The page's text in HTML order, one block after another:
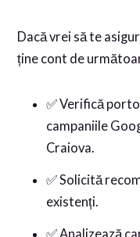
Dacă vrei să te
ține cont de
✅ Verifică
campaniile
Craiova.
✅ Solicită
existenți.